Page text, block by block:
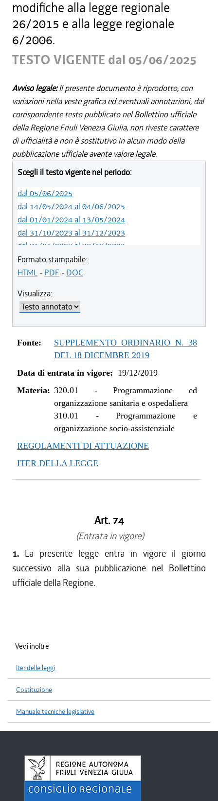
modifiche alla legge regionale
26/2015 e alla legge regionale
6/2006.
TESTO VIGENTE dal 05/06/2025
Avviso legale:Il presente documento è riprodotto, con
variazioni nella veste grafica ed eventuali annotazioni, dal
corrispondente testo pubblicato nel Bollettino ufficiale
della Regione Friuli Venezia Giulia, non riveste carattere
di ufficialità e non è sostitutivo in alcun modo della
pubblicazione ufficiale avente valore legale.
Scegli il testo vigente nel periodo:
dal 05/06/2025
dal 14/05/2024 al 04/06/2025
dal 01/01/2024 al 13/05/2024
dal 31/10/2023 al 31/12/2023
dal 01/01/2023 al 30/10/2023
dal 09/08/2022 al 31/12/2022
dal 06/11/2021 al 31/12/2021
dal 12/11/2020 al 31/12/2020
dal 02/07/2020 al 11/11/2020
dal 19/12/2019 al 01/07/2020
Formato stampabile:
HTML- PDF - DOC
Visualizza:
Fonte:
SUPPLEMENTO ORDINARIO N. 38
DEL 18 DICEMBRE 2019
Data di entrata in vigore: 19/12/2019
Materia: 320.01 -Programmazione ed
organizzazione sanitaria e ospedaliera
310.01 -Programmazione e
organizzazione socio-assistenziale
REGOLAMENTI DI ATTUAZIONE
ITER DELLA LEGGE
Art. 74
(Entrata in vigore)
1. La presente legge entra in vigore il giorno
successivo alla sua pubblicazione nel Bollettino
ufficiale della Regione.
Vedi inoltre
Iter delle leggi
Costituzione
Manuale tecniche legislative